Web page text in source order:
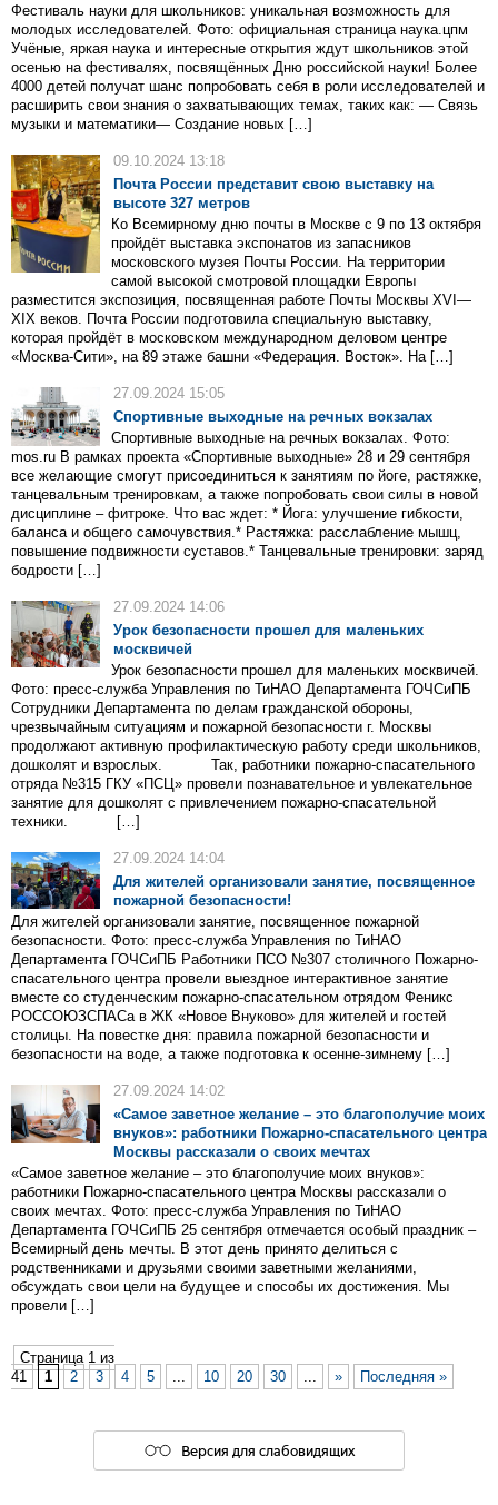
Фестиваль науки для школьников: уникальная возможность для
молодых исследователей. Фото: официальная страница наука.цпм
Учёные, яркая наука и интересные открытия ждут школьников этой
осенью на фестивалях, посвящённых Дню российской науки! Более
4000 детей получат шанс попробовать себя в роли исследователей и
расширить свои знания о захватывающих темах, таких как: — Связь
музыки и математики— Создание новых […]
09.10.2024 13:18
Почта России представит свою выставку на
высоте 327 метров
Ко Всемирному дню почты в Москве с 9 по 13 октября
пройдёт выставка экспонатов из запасников
московского музея Почты России. На территории
самой высокой смотровой площадки Европы
разместится экспозиция, посвященная работе Почты Москвы XVI—
XIX веков. Почта России подготовила специальную выставку,
которая пройдёт в московском международном деловом центре
«Москва-Сити», на 89 этаже башни «Федерация. Восток». На […]
27.09.2024 15:05
Спортивные выходные на речных вокзалах
Спортивные выходные на речных вокзалах. Фото:
mos.ru В рамках проекта «Спортивные выходные» 28 и 29 сентября
все желающие смогут присоединиться к занятиям по йоге, растяжке,
танцевальным тренировкам, а также попробовать свои силы в новой
дисциплине – фитроке. Что вас ждет: * Йога: улучшение гибкости,
баланса и общего самочувствия.* Растяжка: расслабление мышц,
повышение подвижности суставов.* Танцевальные тренировки: заряд
бодрости […]
27.09.2024 14:06
Урок безопасности прошел для маленьких
москвичей
Урок безопасности прошел для маленьких москвичей.
Фото: пресс-служба Управления по ТиНАО Департамента ГОЧСиПБ
Сотрудники Департамента по делам гражданской обороны,
чрезвычайным ситуациям и пожарной безопасности г. Москвы
продолжают активную профилактическую работу среди школьников,
дошколят и взрослых. Так, работники пожарно-спасательного
отряда №315 ГКУ «ПСЦ» провели познавательное и увлекательное
занятие для дошколят с привлечением пожарно-спасательной
техники. […]
27.09.2024 14:04
Для жителей организовали занятие, посвященное
пожарной безопасности!
Для жителей организовали занятие, посвященное пожарной
безопасности. Фото: пресс-служба Управления по ТиНАО
Департамента ГОЧСиПБ Работники ПСО №307 столичного Пожарно-
спасательного центра провели выездное интерактивное занятие
вместе со студенческим пожарно-спасательном отрядом Феникс
РОССОЮЗСПАСа в ЖК «Новое Внуково» для жителей и гостей
столицы. На повестке дня: правила пожарной безопасности и
безопасности на воде, а также подготовка к осенне-зимнему […]
27.09.2024 14:02
«Самое заветное желание – это благополучие моих
внуков»: работники Пожарно-спасательного центра
Москвы рассказали о своих мечтах
«Самое заветное желание – это благополучие моих внуков»:
работники Пожарно-спасательного центра Москвы рассказали о
своих мечтах. Фото: пресс-служба Управления по ТиНАО
Департамента ГОЧСиПБ 25 сентября отмечается особый праздник –
Всемирный день мечты. В этот день принято делиться с
родственниками и друзьями своими заветными желаниями,
обсуждать свои цели на будущее и способы их достижения. Мы
провели […]
Страница 1 из
41
1 2 3 4 5 10 20 30 » Последняя »
Версия для слабовидящих